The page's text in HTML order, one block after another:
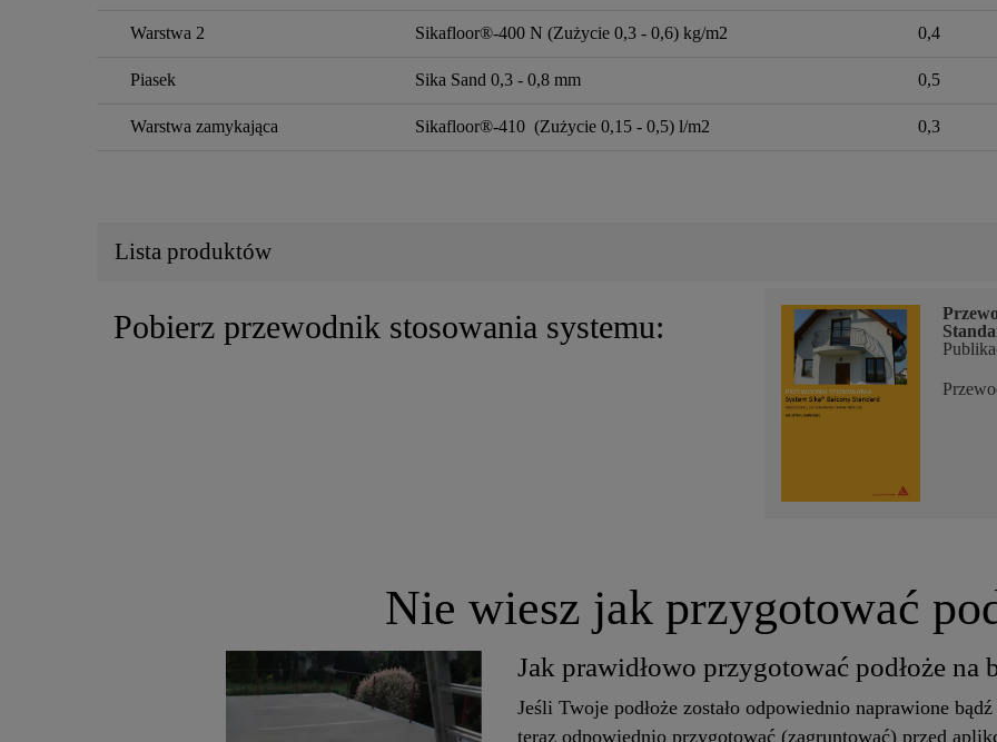
Warstwa 2 Sikafloor®-400 N (Zużycie 0,3 - 0,6) kg/m2 0,4
Piasek Sika Sand 0,3 - 0,8 mm 0,5
Warstwa zamykająca Sikafloor®-410 (Zużycie 0,15 - 0,5) l/m2 0,3
Lista produktów
Pobierz przewodnik stosowania systemu:
Nie wiesz jak przygotować
Jak prawidłowo przygotować podłoże na
Jeśli Twoje podłoże zostało odpowiednio naprawione
teraz odpowiednio przygotować (zagruntować) przed